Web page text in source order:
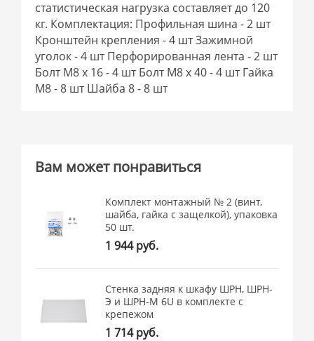
статистическая нагрузка составляет до 120
кг. Комплектация: Профильная шина - 2 шт
Кронштейн крепления - 4 шт Зажимной
уголок - 4 шт Перфорированная лента - 2 шт
Болт М8 х 16 - 4 шт Болт М8 х 40 - 4 шт Гайка
М8 - 8 шт Шайба 8 - 8 шт
Вам может понравиться
Комплект монтажный № 2 (винт,
шайба, гайка с защелкой), упаковка
50 шт.
1 944 руб.
Стенка задняя к шкафу ШРН, ШРН-
Э и ШРН-М 6U в комплекте с
крепежом
1 714 руб.